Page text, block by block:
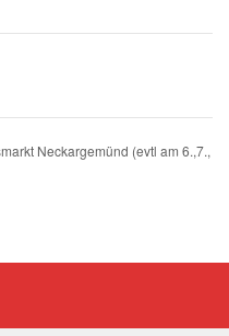
Neckargemünd (evtl am 6.,7.,